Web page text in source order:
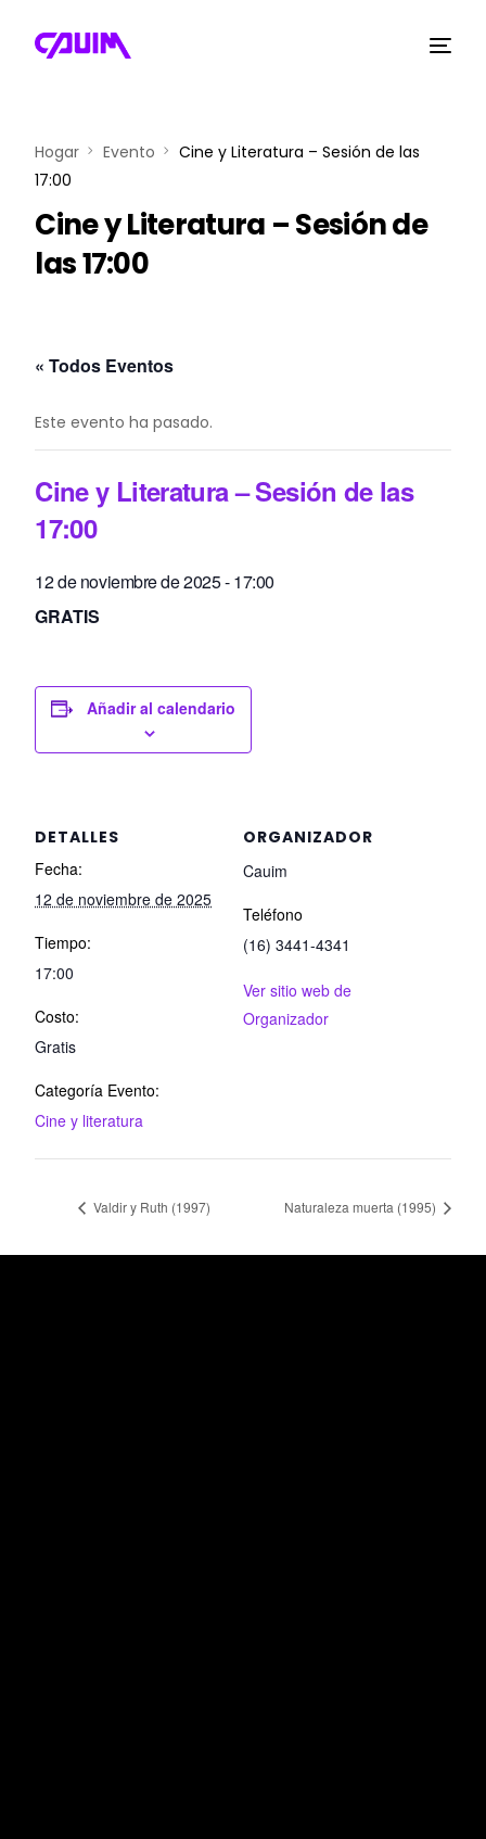
Hogar Evento
Cine y Literatura – Sesión de las
17:00
Cine y Literatura – Sesión de
las 17:00
« Todos Eventos
Este evento ha pasado.
Cine y Literatura – Sesión de las
17:00
12 de noviembre de 2025 - 17:00
GRATIS
Añadir al calendario
DETALLES
Fecha:
12 de noviembre de 2025
Tiempo:
17:00
Costo:
Gratis
Categoría Evento:
Cine y literatura
ORGANIZADOR
Cauim
Teléfono
(16) 3441-4341
Ver sitio web de
Organizador
Valdir y Ruth (1997) Naturaleza muerta (1995)